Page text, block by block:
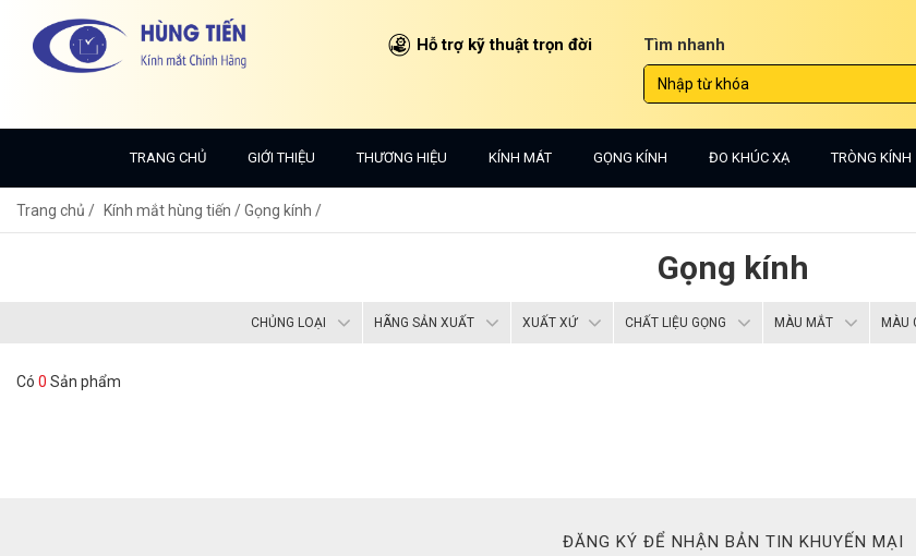
Hỗ trợ kỹ thuật trọn đời Tìm nhanh
TRANG CHỦ GIỚI THIỆU THƯƠNG HIỆU KÍNH MÁT GỌNG KÍNH ĐO KHÚC XẠ TRÒNG KÍNH
Trang chủ Kính mắt hùng tiến /Gọng kính /
Gọng kính
CHỦNG LOẠI HÃNG SẢN XUẤT XUẤT XỨ CHẤT LIỆU GỌNG MÀU MẮT MÀU
Có 0 Sản phẩm
ĐĂNG KÝ ĐỂ NHẬN BẢN TIN KHUYẾN MẠI